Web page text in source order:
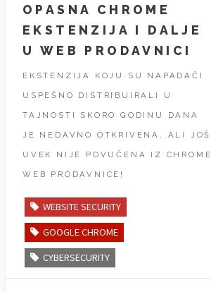
OPASNA CHROME
EKSTENZIJA I DALJE
U WEB PRODAVNICI
EKSTENZIJA KOJU SU NAPADAČI
USPEŠNO DISTRIBUIRALI U
TAJNOSTI SKORO GODINU DANA
JE NEDAVNO OTKRIVENA, ALI JOŠ
UVEK NIJE POVUČENA IZ CHROME
WEB PRODAVNICE!
WEBSITE SECURITY
GOOGLE CHROME
CYBERSECURITY